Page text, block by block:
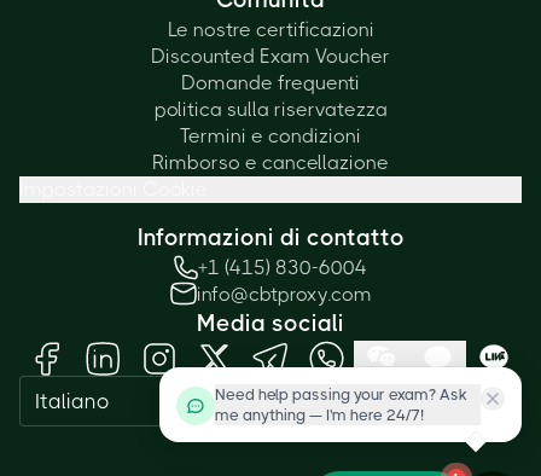
Le nostre certificazioni
Discounted Exam Voucher
Domande frequenti
politica sulla riservatezza
Termini e condizioni
Rimborso e cancellazione
Informazioni di contatto
+1 (415) 830-6004
info@cbtproxy.com
Media sociali
Italiano
Need help passing your exam? Ask
me anything — I'm here 24/7!